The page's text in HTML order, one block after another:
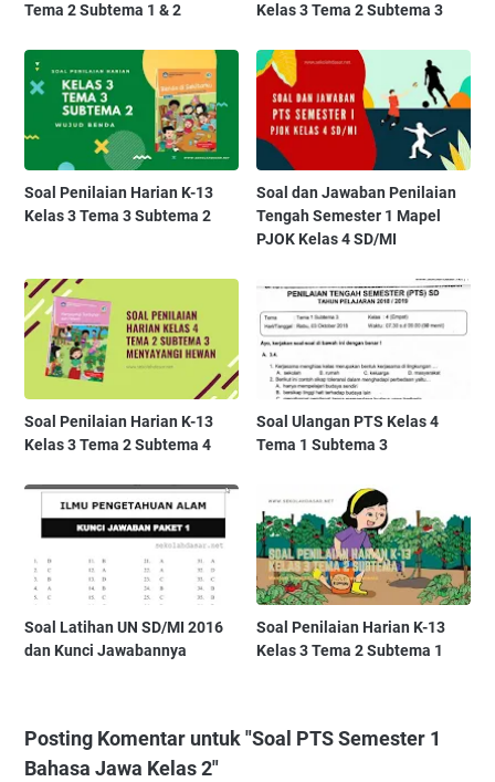
Tema 2 Subtema 1 & 2
Kelas 3 Tema 2 Subtema 3
Soal Penilaian Harian K-13
Kelas 3 Tema 3 Subtema 2
Soal dan Jawaban Penilaian
Tengah Semester 1 Mapel
PJOK Kelas 4 SD/MI
Soal Penilaian Harian K-13
Kelas 3 Tema 2 Subtema 4
Soal Ulangan PTS Kelas 4
Tema 1 Subtema 3
Soal Latihan UN SD/MI 2016
dan Kunci Jawabannya
Soal Penilaian Harian K-13
Kelas 3 Tema 2 Subtema 1
Posting Komentar untuk "Soal PTS Semester 1
Bahasa Jawa Kelas 2"